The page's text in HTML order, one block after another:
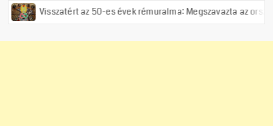
az 50-es évek rémuralma: Megszavazta az országgyűlés a